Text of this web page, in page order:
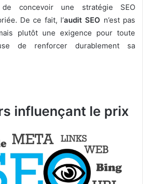
concevoir une stratégie SEO
De ce fait, l’audit SEO n’est pas
plutôt une exigence pour toute
de renforcer durablement sa
influençant le prix